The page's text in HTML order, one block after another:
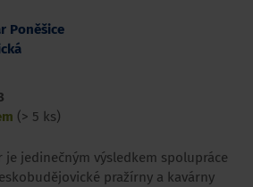
Poněšice
(> 5 ks)
je jedinečným výsledkem spolupráce
pražírny a kavárny